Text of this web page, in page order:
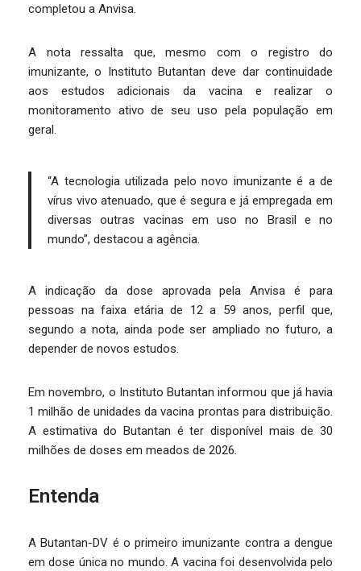
completou a Anvisa.
A nota ressalta que, mesmo com o registro do
imunizante, o Instituto Butantan deve dar continuidade
aos estudos adicionais da vacina e realizar o
monitoramento ativo de seu uso pela população em
geral.
“A tecnologia utilizada pelo novo imunizante é a de
vírus vivo atenuado, que é segura e já empregada em
diversas outras vacinas em uso no Brasil e no
mundo”, destacou a agência.
A indicação da dose aprovada pela Anvisa é para
pessoas na faixa etária de 12 a 59 anos, perfil que,
segundo a nota, ainda pode ser ampliado no futuro, a
depender de novos estudos.
Em novembro, o Instituto Butantan informou que já havia
1 milhão de unidades da vacina prontas para distribuição.
A estimativa do Butantan é ter disponível mais de 30
milhões de doses em meados de 2026.
Entenda
A Butantan-DV é o primeiro imunizante contra a dengue
em dose única no mundo. A vacina foi desenvolvida pelo